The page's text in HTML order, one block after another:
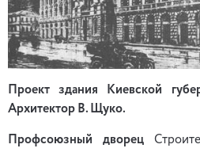
Проект здания Киевской
Архитектор В. Щуко.
Профсоюзный дворец